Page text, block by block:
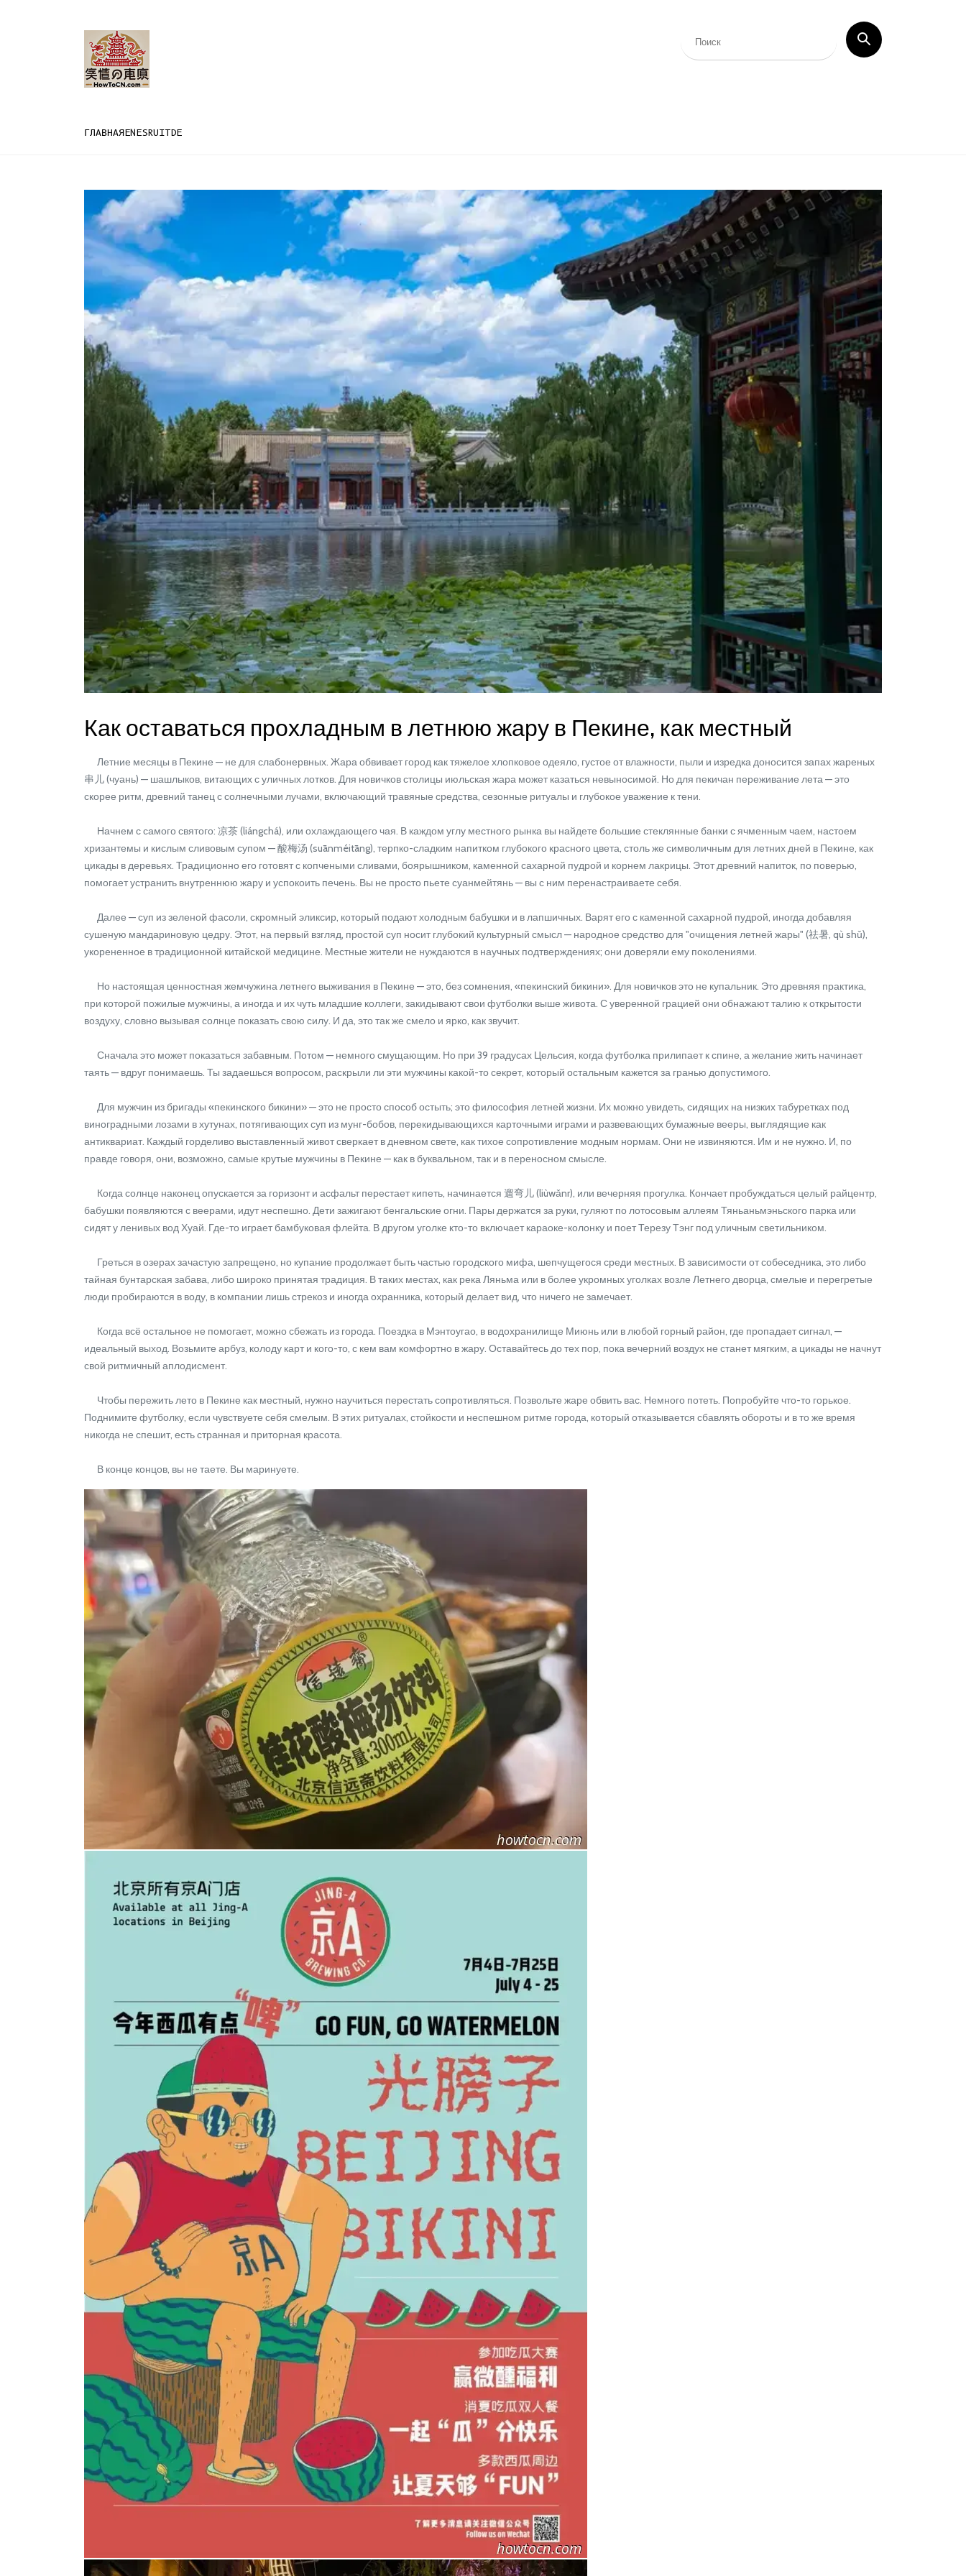
ГЛАВНАЯENESRUITDE
Как оставаться прохладным в летнюю жару в Пекине, как местный
Летние месяцы в Пекине — не для слабонервных. Жара обвивает город как тяжелое хлопковое одеяло, густое от влажности, пыли и изредка доносится запах жареных
串儿 (чуань) — шашлыков, витающих с уличных лотков. Для новичков столицы июльская жара может казаться невыносимой. Но для пекичан переживание лета — это
скорее ритм, древний танец с солнечными лучами, включающий травяные средства, сезонные ритуалы и глубокое уважение к тени.
Начнем с самого святого: 凉茶 (liángchá), или охлаждающего чая. В каждом углу местного рынка вы найдете большие стеклянные банки с ячменным чаем, настоем
хризантемы и кислым сливовым супом — 酸梅汤 (suānméitāng), терпко-сладким напитком глубокого красного цвета, столь же символичным для летних дней в Пекине, как
цикады в деревьях. Традиционно его готовят с копчеными сливами, боярышником, каменной сахарной пудрой и корнем лакрицы. Этот древний напиток, по поверью,
помогает устранить внутреннюю жару и успокоить печень. Вы не просто пьете суанмейтянь — вы с ним перенастраиваете себя.
Далее — суп из зеленой фасоли, скромный эликсир, который подают холодным бабушки и в лапшичных. Варят его с каменной сахарной пудрой, иногда добавляя
сушеную мандариновую цедру. Этот, на первый взгляд, простой суп носит глубокий культурный смысл — народное средство для "очищения летней жары" (祛暑, qù shǔ),
укорененное в традиционной китайской медицине. Местные жители не нуждаются в научных подтверждениях; они доверяли ему поколениями.
Но настоящая ценностная жемчужина летнего выживания в Пекине — это, без сомнения, «пекинский бикини». Для новичков это не купальник. Это древняя практика,
при которой пожилые мужчины, а иногда и их чуть младшие коллеги, закидывают свои футболки выше живота. С уверенной грацией они обнажают талию к открытости
воздуху, словно вызывая солнце показать свою силу. И да, это так же смело и ярко, как звучит.
Сначала это может показаться забавным. Потом — немного смущающим. Но при 39 градусах Цельсия, когда футболка прилипает к спине, а желание жить начинает
таять — вдруг понимаешь. Ты задаешься вопросом, раскрыли ли эти мужчины какой-то секрет, который остальным кажется за гранью допустимого.
Для мужчин из бригады «пекинского бикини» — это не просто способ остыть; это философия летней жизни. Их можно увидеть, сидящих на низких табуретках под
виноградными лозами в хутунах, потягивающих суп из мунг-бобов, перекидывающихся карточными играми и развевающих бумажные вееры, выглядящие как
антиквариат. Каждый горделиво выставленный живот сверкает в дневном свете, как тихое сопротивление модным нормам. Они не извиняются. Им и не нужно. И, по
правде говоря, они, возможно, самые крутые мужчины в Пекине — как в буквальном, так и в переносном смысле.
Когда солнце наконец опускается за горизонт и асфальт перестает кипеть, начинается 遛弯儿 (liùwǎnr), или вечерняя прогулка. Кончает пробуждаться целый райцентр,
бабушки появляются с веерами, идут неспешно. Дети зажигают бенгальские огни. Пары держатся за руки, гуляют по лотосовым аллеям Тяньаньмэньского парка или
сидят у ленивых вод Хуай. Где-то играет бамбуковая флейта. В другом уголке кто-то включает караоке-колонку и поет Терезу Тэнг под уличным светильником.
Греться в озерах зачастую запрещено, но купание продолжает быть частью городского мифа, шепчущегося среди местных. В зависимости от собеседника, это либо
тайная бунтарская забава, либо широко принятая традиция. В таких местах, как река Ляньма или в более укромных уголках возле Летнего дворца, смелые и перегретые
люди пробираются в воду, в компании лишь стрекоз и иногда охранника, который делает вид, что ничего не замечает.
Когда всё остальное не помогает, можно сбежать из города. Поездка в Мэнтоугао, в водохранилище Миюнь или в любой горный район, где пропадает сигнал, —
идеальный выход. Возьмите арбуз, колоду карт и кого-то, с кем вам комфортно в жару. Оставайтесь до тех пор, пока вечерний воздух не станет мягким, а цикады не начнут
свой ритмичный аплодисмент.
Чтобы пережить лето в Пекине как местный, нужно научиться перестать сопротивляться. Позвольте жаре обвить вас. Немного потеть. Попробуйте что-то горькое.
Поднимите футболку, если чувствуете себя смелым. В этих ритуалах, стойкости и неспешном ритме города, который отказывается сбавлять обороты и в то же время
никогда не спешит, есть странная и приторная красота.
В конце концов, вы не таете. Вы маринуете.